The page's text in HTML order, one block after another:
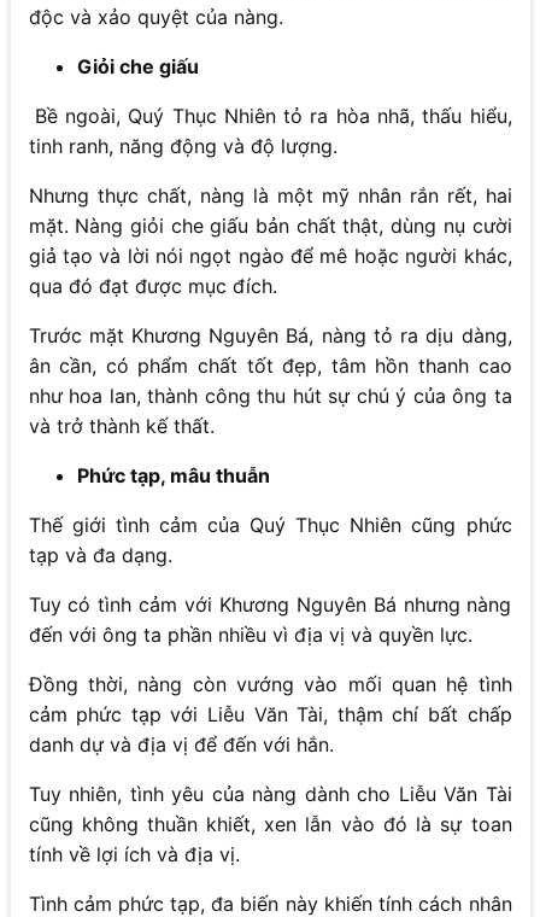
độc và xảo quyệt của nàng.
Giỏi che giấu
Bề ngoài, Quý Thục Nhiên tỏ ra hòa nhã, thấu hiểu,
tinh ranh, năng động và độ lượng.
Nhưng thực chất, nàng là một mỹ nhân rắn rết, hai
mặt. Nàng giỏi che giấu bản chất thật, dùng nụ cười
giả tạo và lời nói ngọt ngào để mê hoặc người khác,
qua đó đạt được mục đích.
Trước mặt Khương Nguyên Bá, nàng tỏ ra dịu dàng,
ân cần, có phẩm chất tốt đẹp, tâm hồn thanh cao
như hoa lan, thành công thu hút sự chú ý của ông ta
và trở thành kế thất.
Phức tạp, mâu thuẫn
Thế giới tình cảm của Quý Thục Nhiên cũng phức
tạp và đa dạng.
Tuy có tình cảm với Khương Nguyên Bá nhưng nàng
đến với ông ta phần nhiều vì địa vị và quyền lực.
Đồng thời, nàng còn vướng vào mối quan hệ tình
cảm phức tạp với Liễu Văn Tài, thậm chí bất chấp
danh dự và địa vị để đến với hắn.
Tuy nhiên, tình yêu của nàng dành cho Liễu Văn Tài
cũng không thuần khiết, xen lẫn vào đó là sự toan
tính về lợi ích và địa vị.
Tình cảm phức tạp, đa biến này khiến tính cách nhân